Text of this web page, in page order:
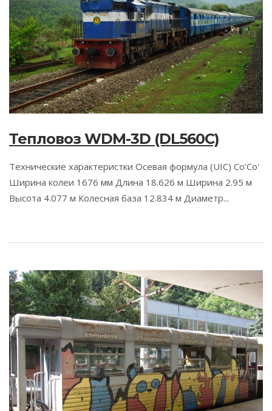
Тепловоз WDM-3D (DL560C)
Технические характеристки Осевая формула (UIC) Co’Co'
Ширина колеи 1676 мм Длина 18.626 м Ширина 2.95 м
Высота 4.077 м Колесная база 12.834 м Диаметр...